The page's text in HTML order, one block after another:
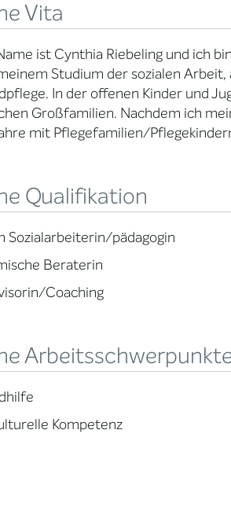
Vita
ist Cynthia Riebeling und ich
Studium der sozialen
In der offenen Kinder und
Großfamilien. Nachdem ich
mit Pflegefamilien/
Qualifikation
Sozialarbeiterin/pädagogin
Beraterin
Coaching
Kompetenz